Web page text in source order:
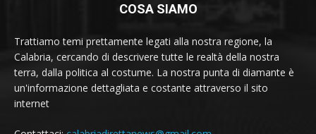
COSA SIAMO
Trattiamo temi prettamente legati alla nostra regione, la
Calabria, cercando di descrivere tutte le realtà della nostra
terra, dalla politica al costume. La nostra punta di diamante è
un'informazione dettagliata e costante attraverso il sito
internet